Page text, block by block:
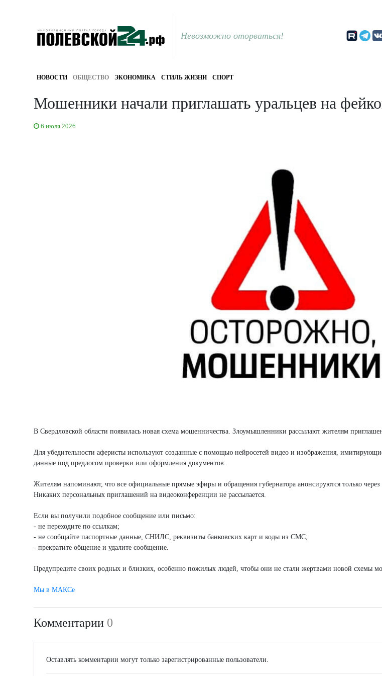
Невозможно оторваться!
НОВОСТИ ОБЩЕСТВО ЭКОНОМИКА СТИЛЬ ЖИЗНИ СПОРТ
Мошенники начали приглашать уральцев на
6 июля 2026
В Свердловской области появилась новая схема мошенничества. Злоумышленники рассылают жителям
Для убедительности аферисты используют созданные с помощью нейросетей видео и изображения,
данные под предлогом проверки или оформления документов.
Жителям напоминают, что все официальные прямые эфиры и обращения губернатора анонсируются только
Никаких персональных приглашений на видеоконференции не рассылается.
Если вы получили подобное сообщение или письмо:
- не переходите по ссылкам;
- не сообщайте паспортные данные, СНИЛС, реквизиты банковских карт и коды из СМС;
- прекратите общение и удалите сообщение.
Предупредите своих родных и близких, особенно пожилых людей, чтобы они не стали жертвами новой схемы
Мы в МАКСе
Комментарии 0
Оставлять комментарии могут только зарегистрированные пользователи.